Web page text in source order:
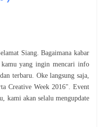
Siang. Bagaimana kabar
kamu yang ingin mencari info
terbaru. Oke langsung saja,
Creative Week 2016". Event
kami akan selalu mengupdate